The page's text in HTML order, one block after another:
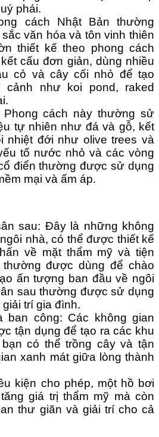
phái.
cách Nhật Bản thường
văn hóa và tôn vinh thiên
thiết kế theo phong cách
cấu đơn giản, dùng nhiều
cỏ và cây cối nhỏ để tạo
cảnh như koi pond, raked
Phong cách này thường sử
tự nhiên như đá và gỗ, kết
nhiệt đới như olive trees và
tố nước nhỏ và các vòng
điển thường được sử dụng
mại và ấm áp.
sau: Đây là những không
nhà, có thể được thiết kế
về mặt thẩm mỹ và tiện
được dùng để chào
ấn tượng ban đầu về ngôi
sau thường được sử dụng
trí gia đình.
ban công: Các không gian
tận dụng để tạo ra các khu
có thể trồng cây và tận
xanh mát giữa lòng thành
kiện cho phép, một hồ bơi
giá trị thẩm mỹ mà còn
thư giãn và giải trí cho cả